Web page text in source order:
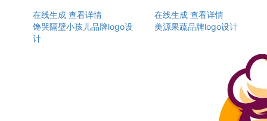
在线生成 查看详情
馋哭隔壁小孩儿品牌logo设
计
在线生成 查看详情
美源果蔬品牌logo设计